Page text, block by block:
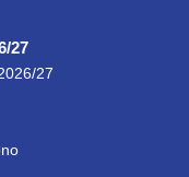
27
27